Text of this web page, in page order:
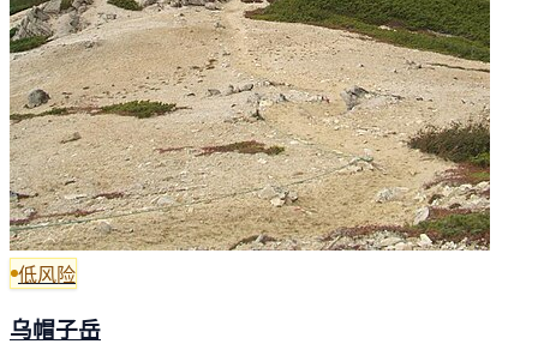
低风险
乌帽子岳